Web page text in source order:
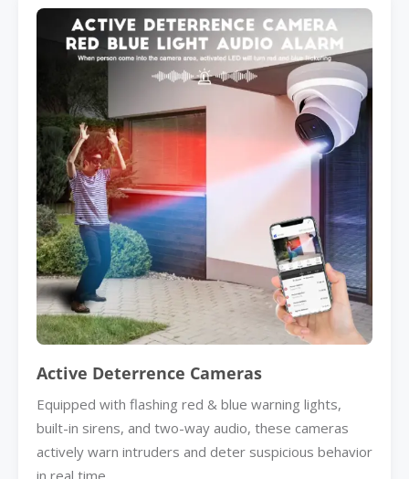
Active Deterrence Cameras
Equipped with flashing red & blue warning lights,
built-in sirens, and two-way audio, these cameras
actively warn intruders and deter suspicious behavior